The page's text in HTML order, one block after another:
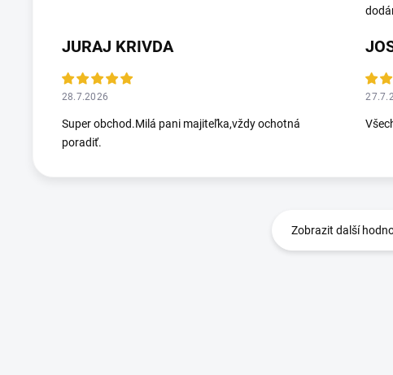
JURAJ KRIVDA
28.7.2026
Super obchod.Milá pani majiteľka,vždy ochotná
poradiť.
Zobrazit další